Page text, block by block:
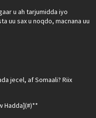
u ah tarjumidda iyo
uu sax u noqdo, macnana uu
jecel, af Somaali? Riix
Hadda](#)**